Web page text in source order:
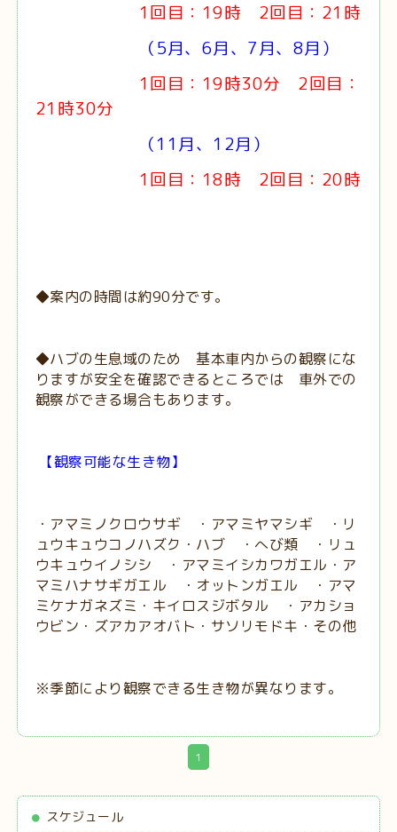
1回目：19時 2回目：21時
（5月、6月、7月、8月）
1回目：19時30分 2回目：
21時30分
（11月、12月）
1回目：18時 2回目：20時
◆案内の時間は約90分です。
◆ハブの生息域のため 基本車内からの観察にな
りますが安全を確認できるところでは 車外での
観察ができる場合もあります。
【観察可能な生き物】
・アマミノクロウサギ ・アマミヤマシギ ・リ
ュウキュウコノハズク・ハブ ・へび類 ・リュ
ウキュウイノシシ ・アマミイシカワガエル・ア
マミハナサギガエル ・オットンガエル ・アマ
ミケナガネズミ・キイロスジボタル ・アカショ
ウビン・ズアカアオバト・サソリモドキ・その他
※季節により観察できる生き物が異なります。
1
スケジュール